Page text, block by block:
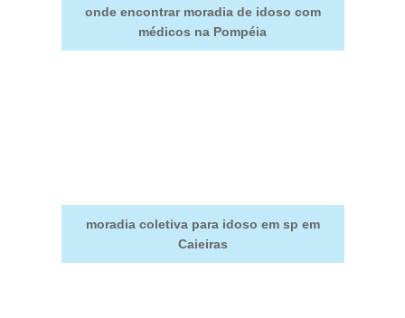
onde encontrar moradia de idoso com
médicos na Pompéia
moradia coletiva para idoso em sp em
Caieiras